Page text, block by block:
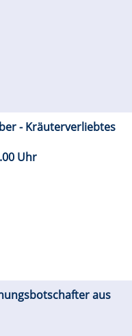
- Kräuterverliebtes
Uhr
aus